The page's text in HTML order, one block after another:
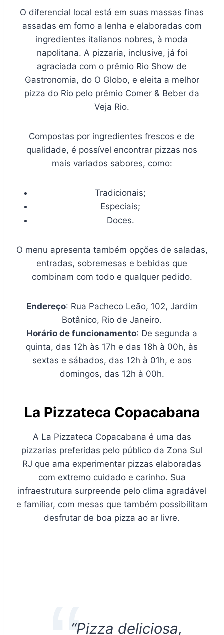
O diferencial local está em suas massas finas
assadas em forno a lenha e elaboradas com
ingredientes italianos nobres, à moda
napolitana. A pizzaria, inclusive, já foi
agraciada com o prêmio Rio Show de
Gastronomia, do O Globo, e eleita a melhor
pizza do Rio pelo prêmio Comer & Beber da
Veja Rio.
Compostas por ingredientes frescos e de
qualidade, é possível encontrar pizzas nos
mais variados sabores, como:
Tradicionais;
Especiais;
Doces.
O menu apresenta também opções de saladas,
entradas, sobremesas e bebidas que
combinam com todo e qualquer pedido.
Endereço: Rua Pacheco Leão, 102, Jardim
Botânico, Rio de Janeiro.
Horário de funcionamento: De segunda a
quinta, das 12h às 17h e das 18h à 00h, às
sextas e sábados, das 12h à 01h, e aos
domingos, das 12h à 00h.
La Pizzateca Copacabana
A La Pizzateca Copacabana é uma das
pizzarias preferidas pelo público da Zona Sul
RJ que ama experimentar pizzas elaboradas
com extremo cuidado e carinho. Sua
infraestrutura surpreende pelo clima agradável
e familiar, com mesas que também possibilitam
desfrutar de boa pizza ao ar livre.
“Pizza deliciosa,